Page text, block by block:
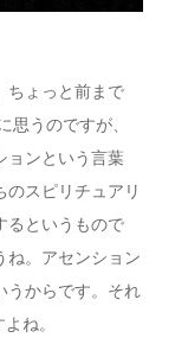
ちょっと前まで
思うのですが、
ョンという言葉
のスピリチュアリ
るというもので
ね。アセンション
うからです。それ
ね。